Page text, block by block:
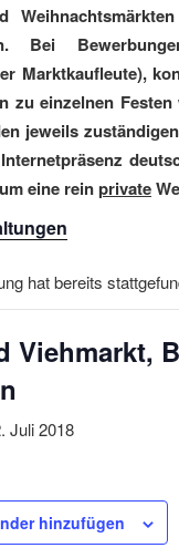
Bei
Marktkaufleute),
zu einzelnen Festen
jeweils
eine reinprivate
hat bereits
Viehmarkt,
Juli 2018
hinzufügen